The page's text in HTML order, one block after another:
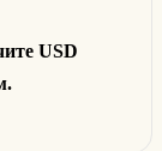
USD